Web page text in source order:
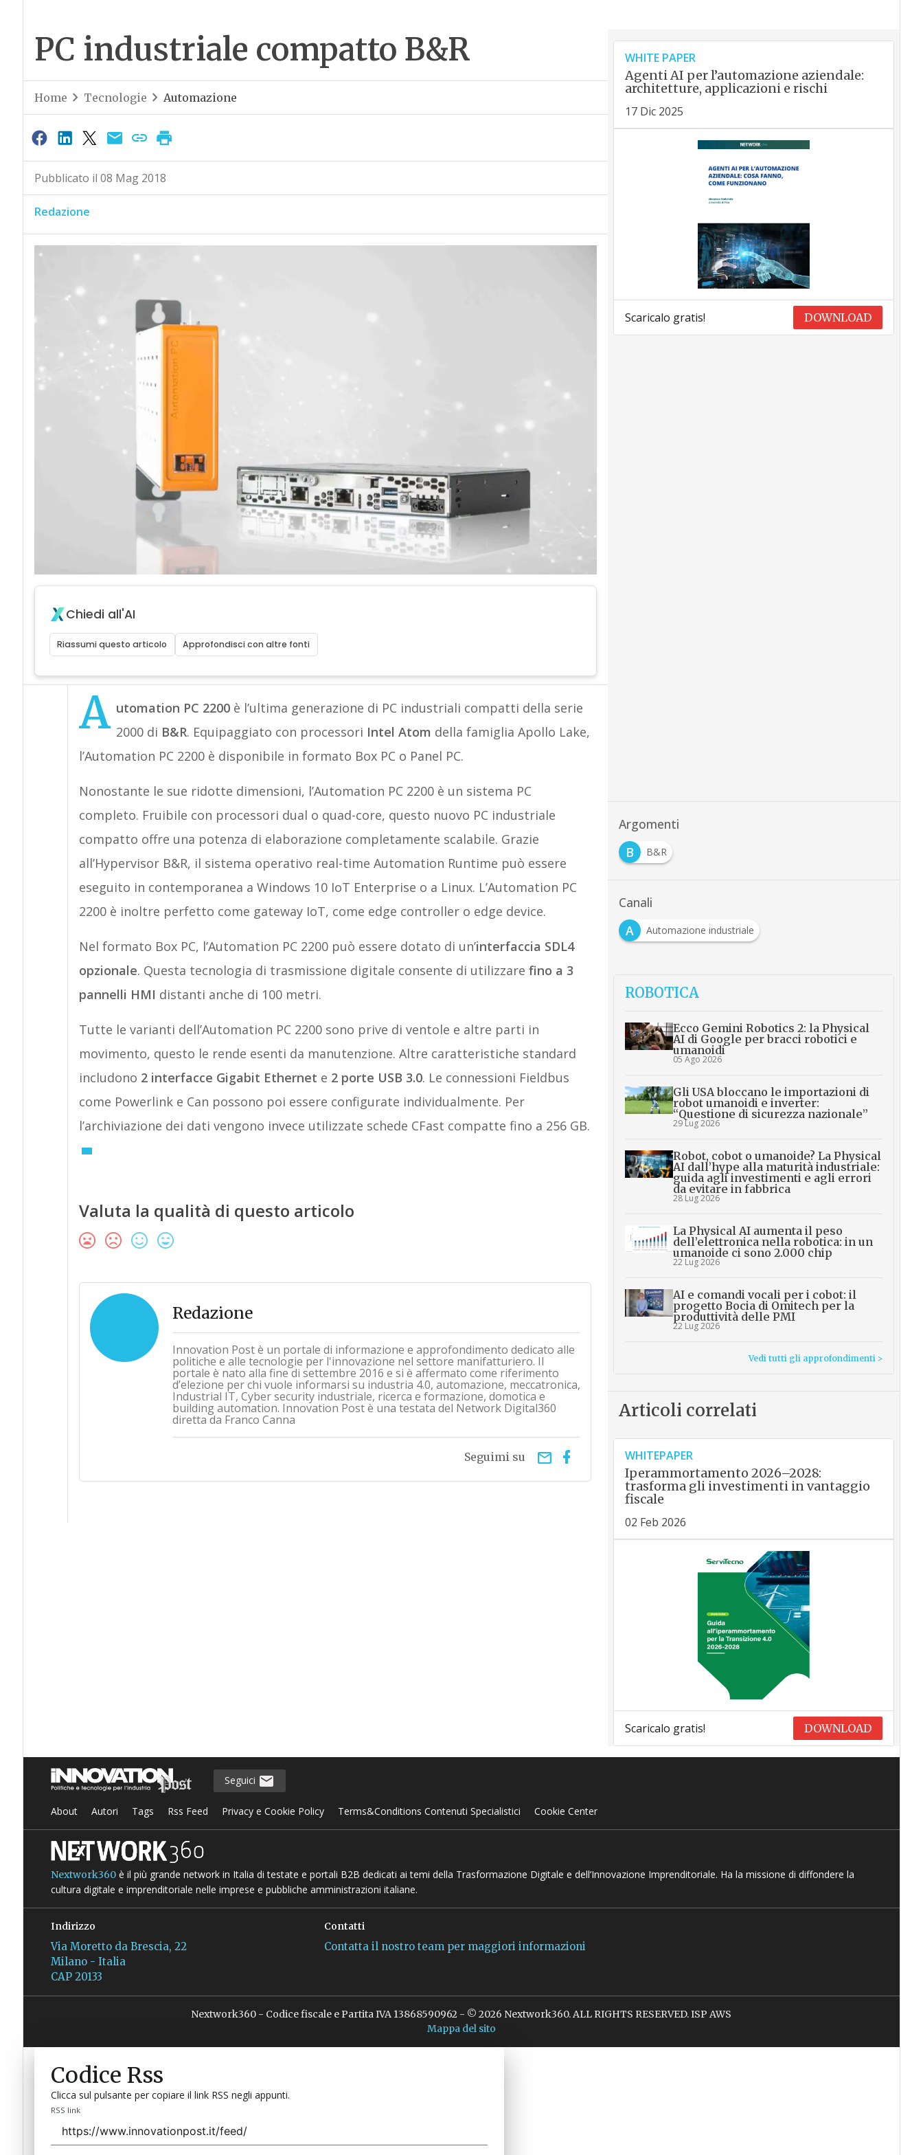
PC industriale compatto B&R
Home Tecnologie Automazione
Pubblicato il 08 Mag 2018
Redazione
Chiedi all'AI
Riassumi questo articolo Approfondisci con altre fonti
A utomation PC 2200è l’ultima generazione di PC industriali compatti della serie
2000 di B&R. Equipaggiato con processori Intel Atom della famiglia Apollo Lake,
l’Automation PC 2200 è disponibile in formato Box PC o Panel PC.
Nonostante le sue ridotte dimensioni, l’Automation PC 2200 è un sistema PC
completo. Fruibile con processori dual o quad-core, questo nuovo PC industriale
compatto offre una potenza di elaborazione completamente scalabile. Grazie
all’Hypervisor B&R, il sistema operativo real-time Automation Runtime può essere
eseguito in contemporanea a Windows 10 IoT Enterprise o a Linux. L’Automation PC
2200 è inoltre perfetto come gateway IoT, come edge controller o edge device.
Nel formato Box PC, l’Automation PC 2200 può essere dotato di un’interfaccia SDL4
opzionale. Questa tecnologia di trasmissione digitale consente di utilizzare fino a 3
pannelli HMI distanti anche di 100 metri.
Tutte le varianti dell’Automation PC 2200 sono prive di ventole e altre parti in
movimento, questo le rende esenti da manutenzione. Altre caratteristiche standard
includono 2 interfacce Gigabit Ethernet e 2 porte USB 3.0. Le connessioni Fieldbus
come Powerlink e Can possono poi essere configurate individualmente. Per
l’archiviazione dei dati vengono invece utilizzate schede CFast compatte fino a 256 GB.
Valuta la qualità di questo articolo
Redazione
Innovation Post è un portale di informazione e approfondimento dedicato alle
politiche e alle tecnologie per l'innovazione nel settore manifatturiero. Il
portale è nato alla fine di settembre 2016 e si è affermato come riferimento
d’elezione per chi vuole informarsi su industria 4.0, automazione, meccatronica,
Industrial IT, Cyber security industriale, ricerca e formazione, domotica e
building automation. Innovation Post è una testata del Network Digital360
diretta da Franco Canna
email
Seguimi su
WHITE PAPER
Agenti AI per l’automazione aziendale:
architetture, applicazioni e rischi
17 Dic 2025
Scaricalo gratis! DOWNLOAD
Argomenti
B
B&R
Canali
A
Automazione industriale
ROBOTICA
Ecco Gemini Robotics 2: la Physical
AI di Google per bracci robotici e
umanoidi
05 Ago 2026
Gli USA bloccano le importazioni di
robot umanoidi e inverter:
“Questione di sicurezza nazionale”
29 Lug 2026
Robot, cobot o umanoide? La Physical
AI dall’hype alla maturità industriale:
guida agli investimenti e agli errori
da evitare in fabbrica
28 Lug 2026
La Physical AI aumenta il peso
dell’elettronica nella robotica: in un
umanoide ci sono 2.000 chip
22 Lug 2026
AI e comandi vocali per i cobot: il
progetto Bocia di Omitech per la
produttività delle PMI
22 Lug 2026
Vedi tutti gli approfondimenti >
Articoli correlati
WHITEPAPER
Iperammortamento 2026–2028:
trasforma gli investimenti in vantaggio
fiscale
02 Feb 2026
Scaricalo gratis! DOWNLOAD
Seguici
About Autori Tags Rss Feed Privacy e Cookie Policy Terms&Conditions Contenuti Specialistici Cookie Center
Nextwork360è il più grande network in Italia di testate e portali B2B dedicati ai temi della Trasformazione Digitale e dell’Innovazione Imprenditoriale. Ha la missione di diffondere la
cultura digitale e imprenditoriale nelle imprese e pubbliche amministrazioni italiane.
Indirizzo
Via Moretto da Brescia, 22
Milano - Italia
CAP 20133
Contatti
Contatta il nostro team per maggiori informazioni
Nextwork360 - Codice fiscale e Partita IVA 13868590962 - © 2026 Nextwork360. ALL RIGHTS RESERVED. ISP AWS
Mappa del sito
Codice Rss
Clicca sul pulsante per copiare il link RSS negli appunti.
RSS link